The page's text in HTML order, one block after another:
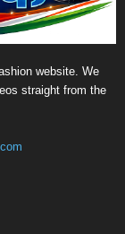
website. We
straight from the